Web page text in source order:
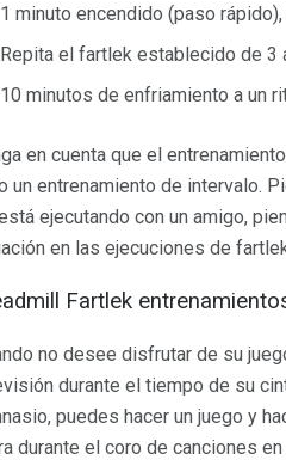
1 minuto encendido (paso
Repita el fartlek establecido de 3
10 minutos de enfriamiento a un
en cuenta que el
un entrenamiento de intervalo.
ejecutando con un amigo,
en las ejecuciones de
Fartlek
no desee disfrutar de su
durante el tiempo de su
puedes hacer un juego y
durante el coro de canciones